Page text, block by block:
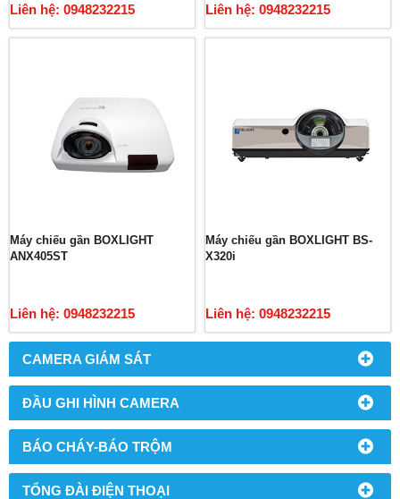
CAMERA GIÁM SÁT
ĐẦU GHI HÌNH CAMERA
BÁO CHÁY-BÁO TRỘM
TỔNG ĐÀI ĐIỆN THOẠI
Liên hệ: 0948232215 Liên hệ: 0948232215
Máy chiếu gần BOXLIGHT
ANX405ST
Liên hệ: 0948232215
Máy chiếu gần BOXLIGHT BS-
X320i
Liên hệ: 0948232215